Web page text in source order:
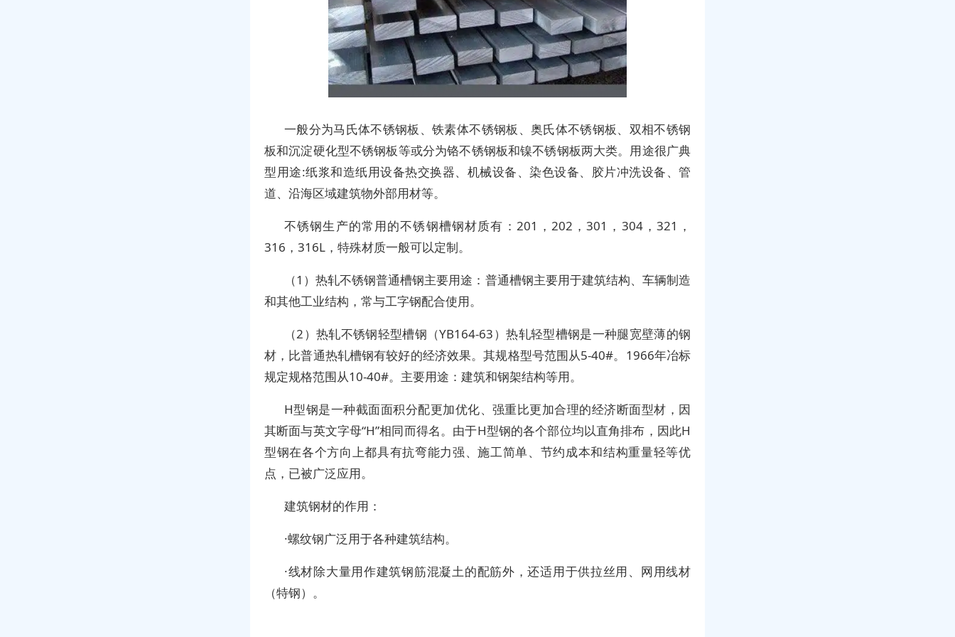
一般分为马氏体不锈钢板、铁素体不锈钢板、奥氏体不锈钢板、双相不锈钢
板和沉淀硬化型不锈钢板等或分为铬不锈钢板和镍不锈钢板两大类。用途很广典
型用途:纸浆和造纸用设备热交换器、机械设备、染色设备、胶片冲洗设备、管
道、沿海区域建筑物外部用材等。
不锈钢生产的常用的不锈钢槽钢材质有：201，202，301，304，321，
316，316L，特殊材质一般可以定制。
（1）热轧不锈钢普通槽钢主要用途：普通槽钢主要用于建筑结构、车辆制造
和其他工业结构，常与工字钢配合使用。
（2）热轧不锈钢轻型槽钢（YB164-63）热轧轻型槽钢是一种腿宽壁薄的钢
材，比普通热轧槽钢有较好的经济效果。其规格型号范围从5-40#。1966年冶标
规定规格范围从10-40#。主要用途：建筑和钢架结构等用。
H型钢是一种截面面积分配更加优化、强重比更加合理的经济断面型材，因
其断面与英文字母“H”相同而得名。由于H型钢的各个部位均以直角排布，因此H
型钢在各个方向上都具有抗弯能力强、施工简单、节约成本和结构重量轻等优
点，已被广泛应用。
建筑钢材的作用：
·螺纹钢广泛用于各种建筑结构。
·线材除大量用作建筑钢筋混凝土的配筋外，还适用于供拉丝用、网用线材
（特钢）。